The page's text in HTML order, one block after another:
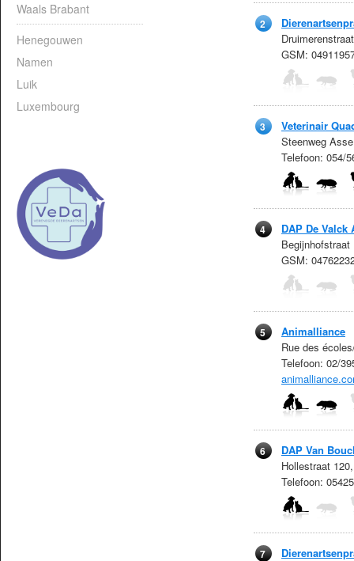
Waals Brabant
Henegouwen
Namen
Luik
Luxembourg
2
GSM:
3
Veterinair
Steenweg
Telefoon: 054/
4
DAP De Valck
GSM:
5
Animalliance
Rue des
Telefoon: 02/
6
DAP Van
Hollestraat
Telefoon:
7